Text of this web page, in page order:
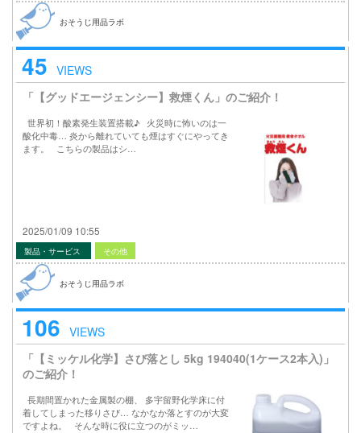
おそうじ用品ラボ
45 VIEWS
「【グッドエージェンシー】救煙くん」のご紹介！
世界初！酸素発生装置搭載♪ 火災時に怖いのは一
酸化中毒… 炎から離れていても煙はすぐにやってき
ます。 こちらの製品はシ…
2025/01/09 10:55
製品・サービス その他
おそうじ用品ラボ
106 VIEWS
「【ミッケル化学】さび落とし 5kg 194040(1ケース2本入)」
のご紹介！
長期間置かれた金属製の棚、 多宇留野化学床に付
着してしまった移りさび… なかなか落とすのが大変
ですよね。 そんな時に役に立つのがミッ…